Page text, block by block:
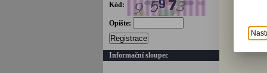
Kód:
Opište:
Registrace
Informační sloupec